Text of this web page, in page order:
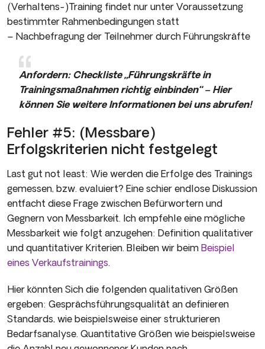
(Verhaltens-)Training findet nur unter Voraussetzung
bestimmter Rahmenbedingungen statt
– Nachbefragung der Teilnehmer durch Führungskräfte
Anfordern: Checkliste „Führungskräfte in
Trainingsmaßnahmen richtig einbinden“ – Hier
können Sie weitere Informationen bei uns abrufen!
Fehler #5: (Messbare)
Erfolgskriterien nicht festgelegt
Last gut not least: Wie werden die Erfolge des Trainings
gemessen, bzw. evaluiert? Eine schier endlose Diskussion
entfacht diese Frage zwischen Befürwortern und
Gegnern von Messbarkeit. Ich empfehle eine mögliche
Messbarkeit wie folgt anzugehen: Definition qualitativer
und quantitativer Kriterien. Bleiben wir beim Beispiel
eines Verkaufstrainings.
Hier könnten Sich die folgenden qualitativen Größen
ergeben: Gesprächsführungsqualität an definieren
Standards, wie beispielsweise einer strukturieren
Bedarfsanalyse. Quantitative Größen wie beispielsweise